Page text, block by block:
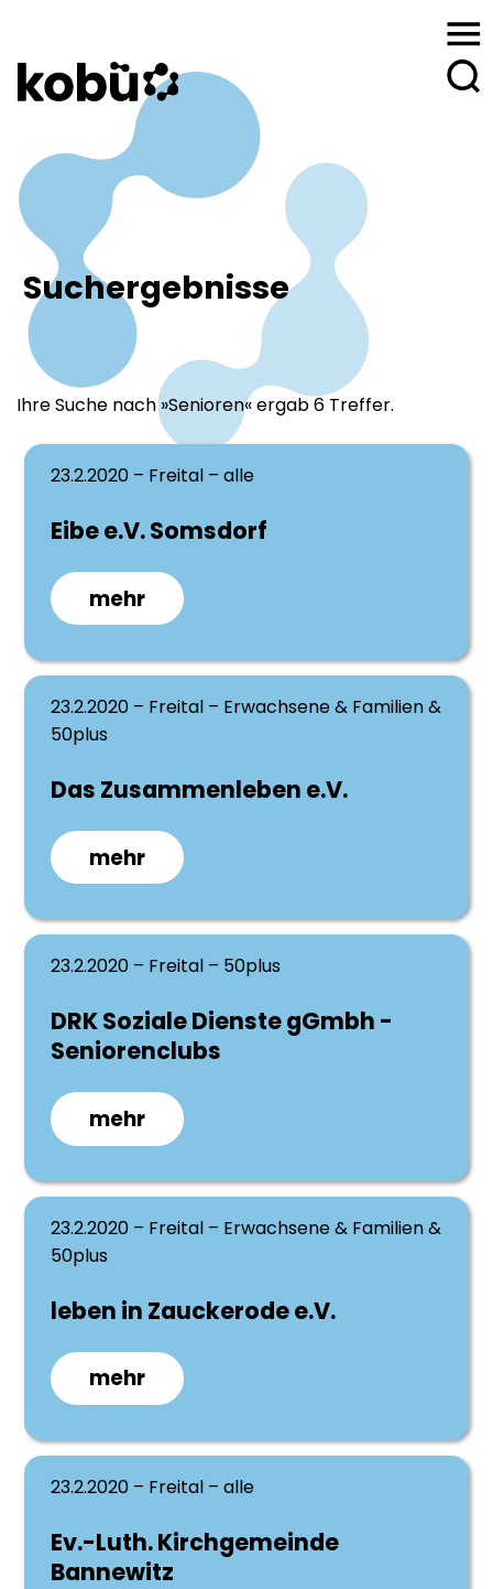
Suchergebnisse
Ihre Suche nach »Senioren« ergab 6 Treffer.
23.2.2020 – Freital – alle
Eibe e.V. Somsdorf
mehr
23.2.2020 – Freital – Erwachsene & Familien &
50plus
Das Zusammenleben e.V.
mehr
23.2.2020 – Freital – 50plus
DRK Soziale Dienste gGmbh -
Seniorenclubs
mehr
23.2.2020 – Freital – Erwachsene & Familien &
50plus
leben in Zauckerode e.V.
mehr
23.2.2020 – Freital – alle
Ev.-Luth. Kirchgemeinde
Bannewitz